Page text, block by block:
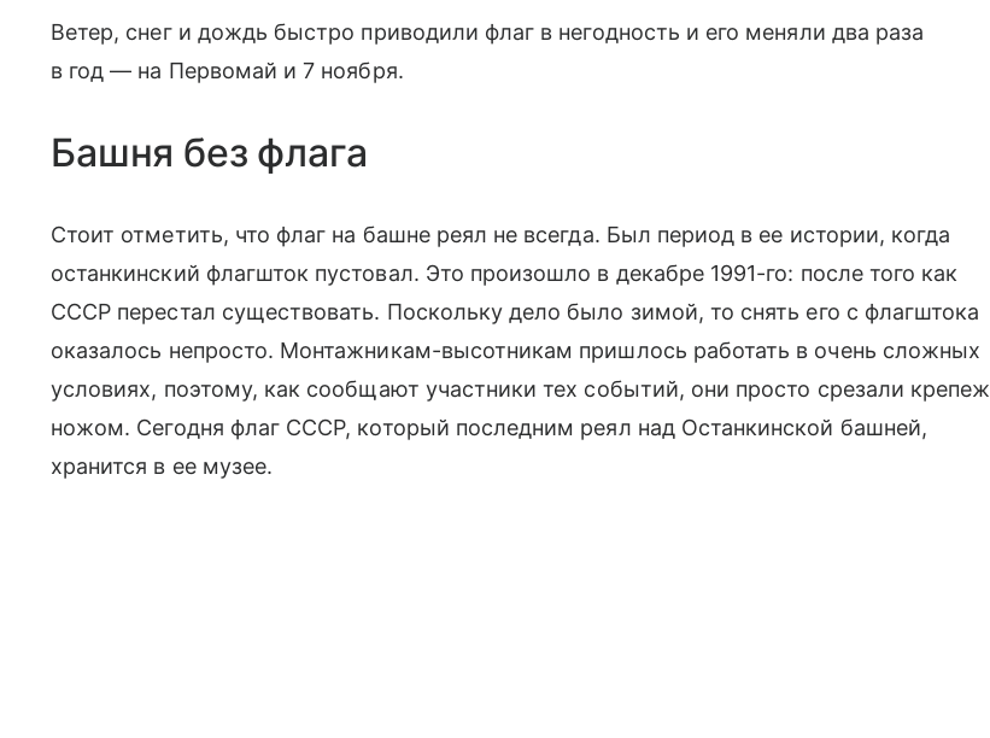
Ветер, снег и дождь быстро приводили флаг в негодность и его меняли два раза
в год — на Первомай и 7 ноября.
Башня без флага
Стоит отметить, что флаг на башне реял не всегда. Был период в ее истории, когда
останкинский флагшток пустовал. Это произошло в декабре 1991-го: после того как
СССР перестал существовать. Поскольку дело было зимой, то снять его с флагштока
оказалось непросто. Монтажникам-высотникам пришлось работать в очень сложных
условиях, поэтому, как сообщают участники тех событий, они просто срезали крепеж
ножом. Сегодня флаг СССР, который последним реял над Останкинской башней,
хранится в ее музее.